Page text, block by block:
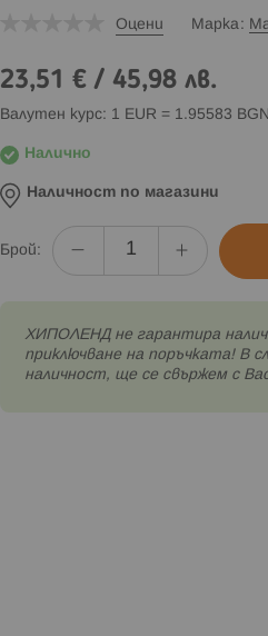
Оцени Марка
23,51 €/ 45,98 лв.
Валутен курс: 1 EUR = 1.95583 BGN
Налично
Наличност по магазини
Брой:
XИПОЛЕНД не гарантира
приключване на поръчката! В
наличност, ще се свържем с